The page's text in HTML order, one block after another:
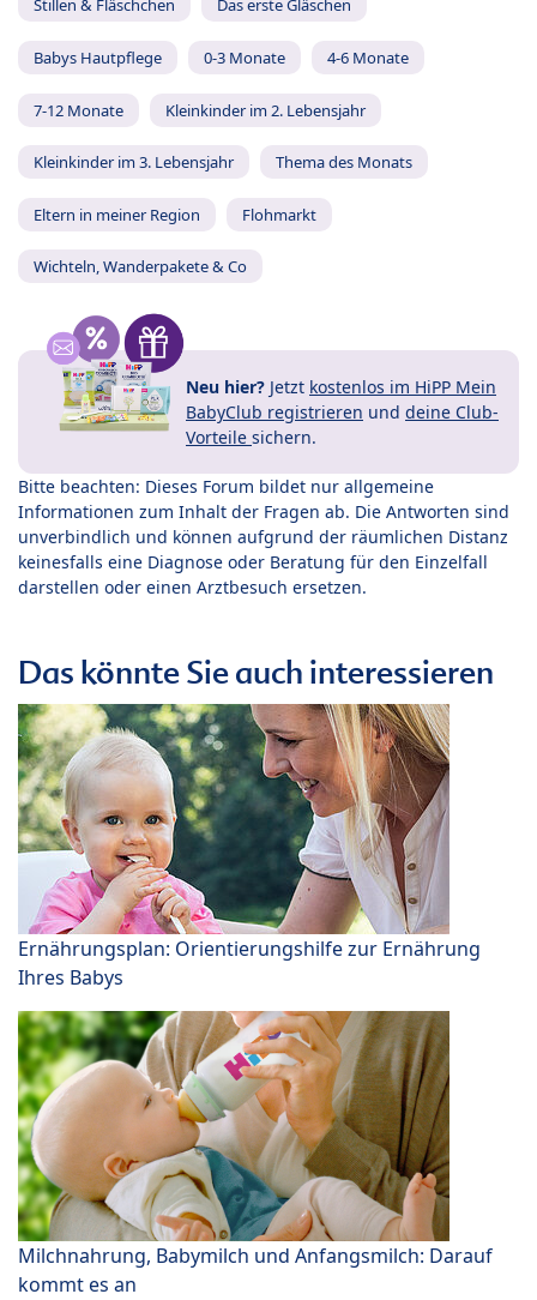
Stillen & Fläschchen Das erste Gläschen
Babys Hautpflege 0-3 Monate 4-6 Monate
7-12 Monate Kleinkinder im 2. Lebensjahr
Kleinkinder im 3. Lebensjahr Thema des Monats
Eltern in meiner Region Flohmarkt
Wichteln, Wanderpakete & Co
Neu hier? Jetzt kostenlos im HiPP Mein
BabyClub registrieren und deine Club-
Vorteile sichern.
Bitte beachten: Dieses Forum bildet nur allgemeine
Informationen zum Inhalt der Fragen ab. Die Antworten sind
unverbindlich und können aufgrund der räumlichen Distanz
keinesfalls eine Diagnose oder Beratung für den Einzelfall
darstellen oder einen Arztbesuch ersetzen.
Das könnte Sie auch interessieren
Ernährungsplan: Orientierungshilfe zur Ernährung
Ihres Babys
Milchnahrung, Babymilch und Anfangsmilch: Darauf
kommt es an